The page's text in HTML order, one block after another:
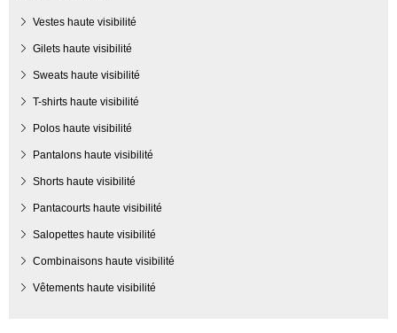
Vestes haute visibilité
Gilets haute visibilité
Sweats haute visibilité
T-shirts haute visibilité
Polos haute visibilité
Pantalons haute visibilité
Shorts haute visibilité
Pantacourts haute visibilité
Salopettes haute visibilité
Combinaisons haute visibilité
Vêtements haute visibilité